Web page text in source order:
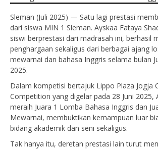
Sleman (Juli 2025) — Satu lagi prestasi
dari siswa MIN 1 Sleman. Ayskaa Fataya
siswi berprestasi dari madrasah ini, berhasil
penghargaan sekaligus dari berbagai ajang
mewarnai dan bahasa Inggris selama bulan
2025.
Dalam kompetisi bertajuk Lippo Plaza Jogja
Competition yang digelar pada 28 Juni 2025,
meraih Juara 1 Lomba Bahasa Inggris dan
Mewarnai, membuktikan kemampuan luar
bidang akademik dan seni sekaligus.
Tak hanya itu, deretan prestasi lain turut